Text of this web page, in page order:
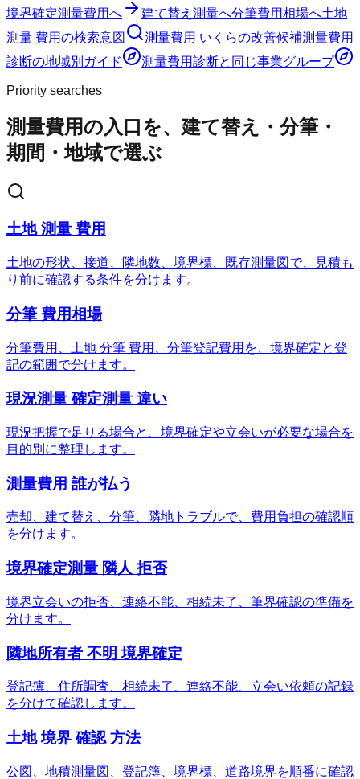
境界確定測量費用へ 建て替え測量へ分筆費用相場へ土地
測量 費用の検索意図
測量費用 いくらの改善候補測量費用
診断の地域別ガイド 測量費用診断と同じ事業グループ
Priority searches
測量費用の入口を、建て替え・分筆・
期間・地域で選ぶ
土地 測量 費用
土地の形状、接道、隣地数、境界標、既存測量図で、見積も
り前に確認する条件を分けます。
分筆 費用相場
分筆費用、土地 分筆 費用、分筆登記費用を、境界確定と登
記の範囲で分けます。
現況測量 確定測量 違い
現況把握で足りる場合と、境界確定や立会いが必要な場合を
目的別に整理します。
測量費用 誰が払う
売却、建て替え、分筆、隣地トラブルで、費用負担の確認順
を分けます。
境界確定測量 隣人 拒否
境界立会いの拒否、連絡不能、相続未了、筆界確認の準備を
分けます。
隣地所有者 不明 境界確定
登記簿、住所調査、相続未了、連絡不能、立会い依頼の記録
を分けて確認します。
土地 境界 確認 方法
公図、地積測量図、登記簿、境界標、道路境界を順番に確認